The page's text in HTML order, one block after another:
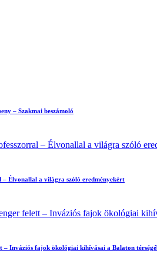
– Szakmai beszámoló
Élvonallal a világra szóló eredményekért
Inváziós fajok ökológiai kihívásai a Balaton